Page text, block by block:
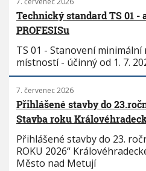
Technický standard TS 01 -
PROFESISu
TS 01 - Stanovení
místností - účinný od 1. 7.
7. červenec 2026
Přihlášené stavby do
Stavba roku
Přihlášené stavby do 23.
ROKU 2026“
Město nad Metují